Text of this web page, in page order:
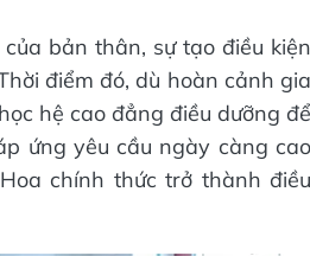
bản thân, sự tạo điều kiện
điểm đó, dù hoàn cảnh gia
hệ cao đẳng điều dưỡng để
ứng yêu cầu ngày càng cao
chính thức trở thành điều